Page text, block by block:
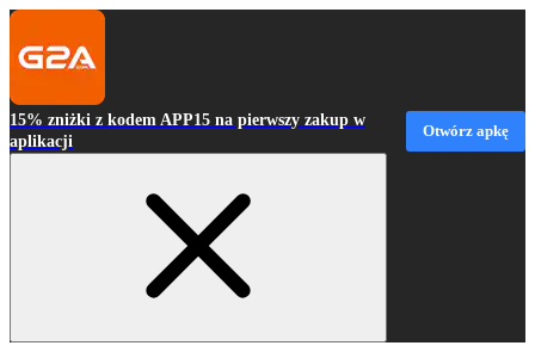
15% zniżki z kodem APP15 na pierwszy zakup w
aplikacji
Otwórz apkę